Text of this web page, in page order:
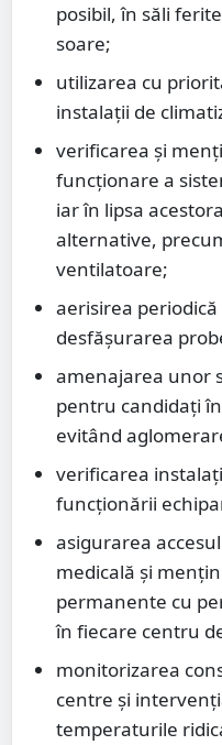
posibil, în săli
soare;
utilizarea cu
instalații de
verificarea și
funcționare a
iar în lipsa
alternative,
ventilatoare;
aerisirea
desfășurarea
amenajarea unor
pentru candidați
evitând
verificarea
funcționării
asigurarea
medicală și
permanente cu
în fiecare centru
monitorizarea
centre și
temperaturile